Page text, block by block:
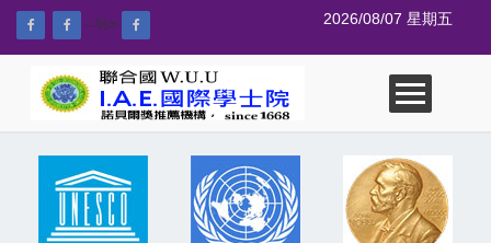
--%> 2026/08/07 星期五